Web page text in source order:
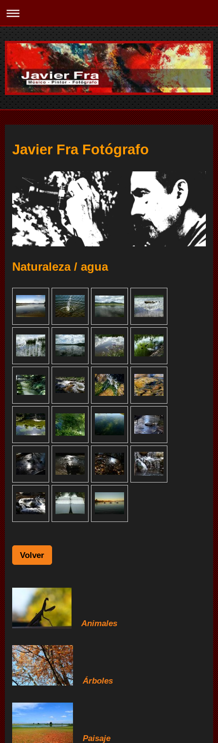
Javier Fra Fotógrafo
Naturaleza / agua
Volver
Animales
Árboles
Paisaje